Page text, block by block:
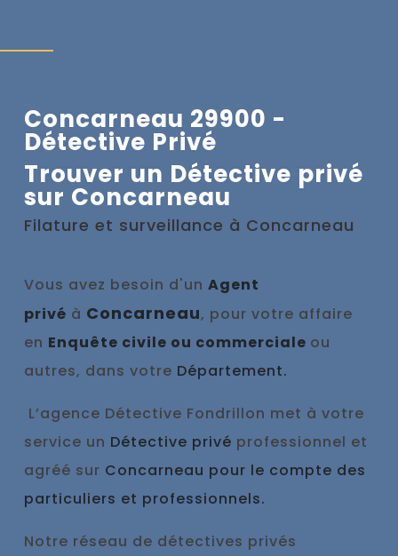
Concarneau 29900 -
Détective Privé
Trouver un Détective privé
sur Concarneau
Filature et surveillance à Concarneau
Vous avez besoin d'un Agent
privé à Concarneau, pour votre affaire
en Enquête civile ou commerciale ou
autres, dans votre Département.
L’agence Détective Fondrillon met à votre
service un Détective privé professionnel et
agréé sur Concarneau pour le compte des
particuliers et professionnels.
Notre réseau de détectives privés